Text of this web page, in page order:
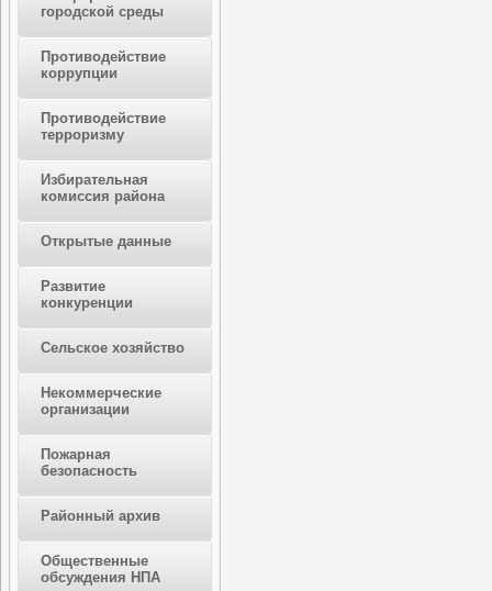
городской среды
Противодействие
коррупции
Противодействие
терроризму
Избирательная
комиссия района
Открытые данные
Развитие
конкуренции
Сельское хозяйство
Некоммерческие
организации
Пожарная
безопасность
Районный архив
Общественные
обсуждения НПА